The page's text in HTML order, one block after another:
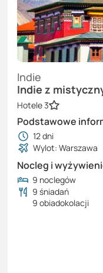
Indie z
Indie
Hotele 3
Podstawowe
12dni
Wylot: Warszawa
Nocleg i
9 noclegów
9 śniadań
9 obiadokolacji